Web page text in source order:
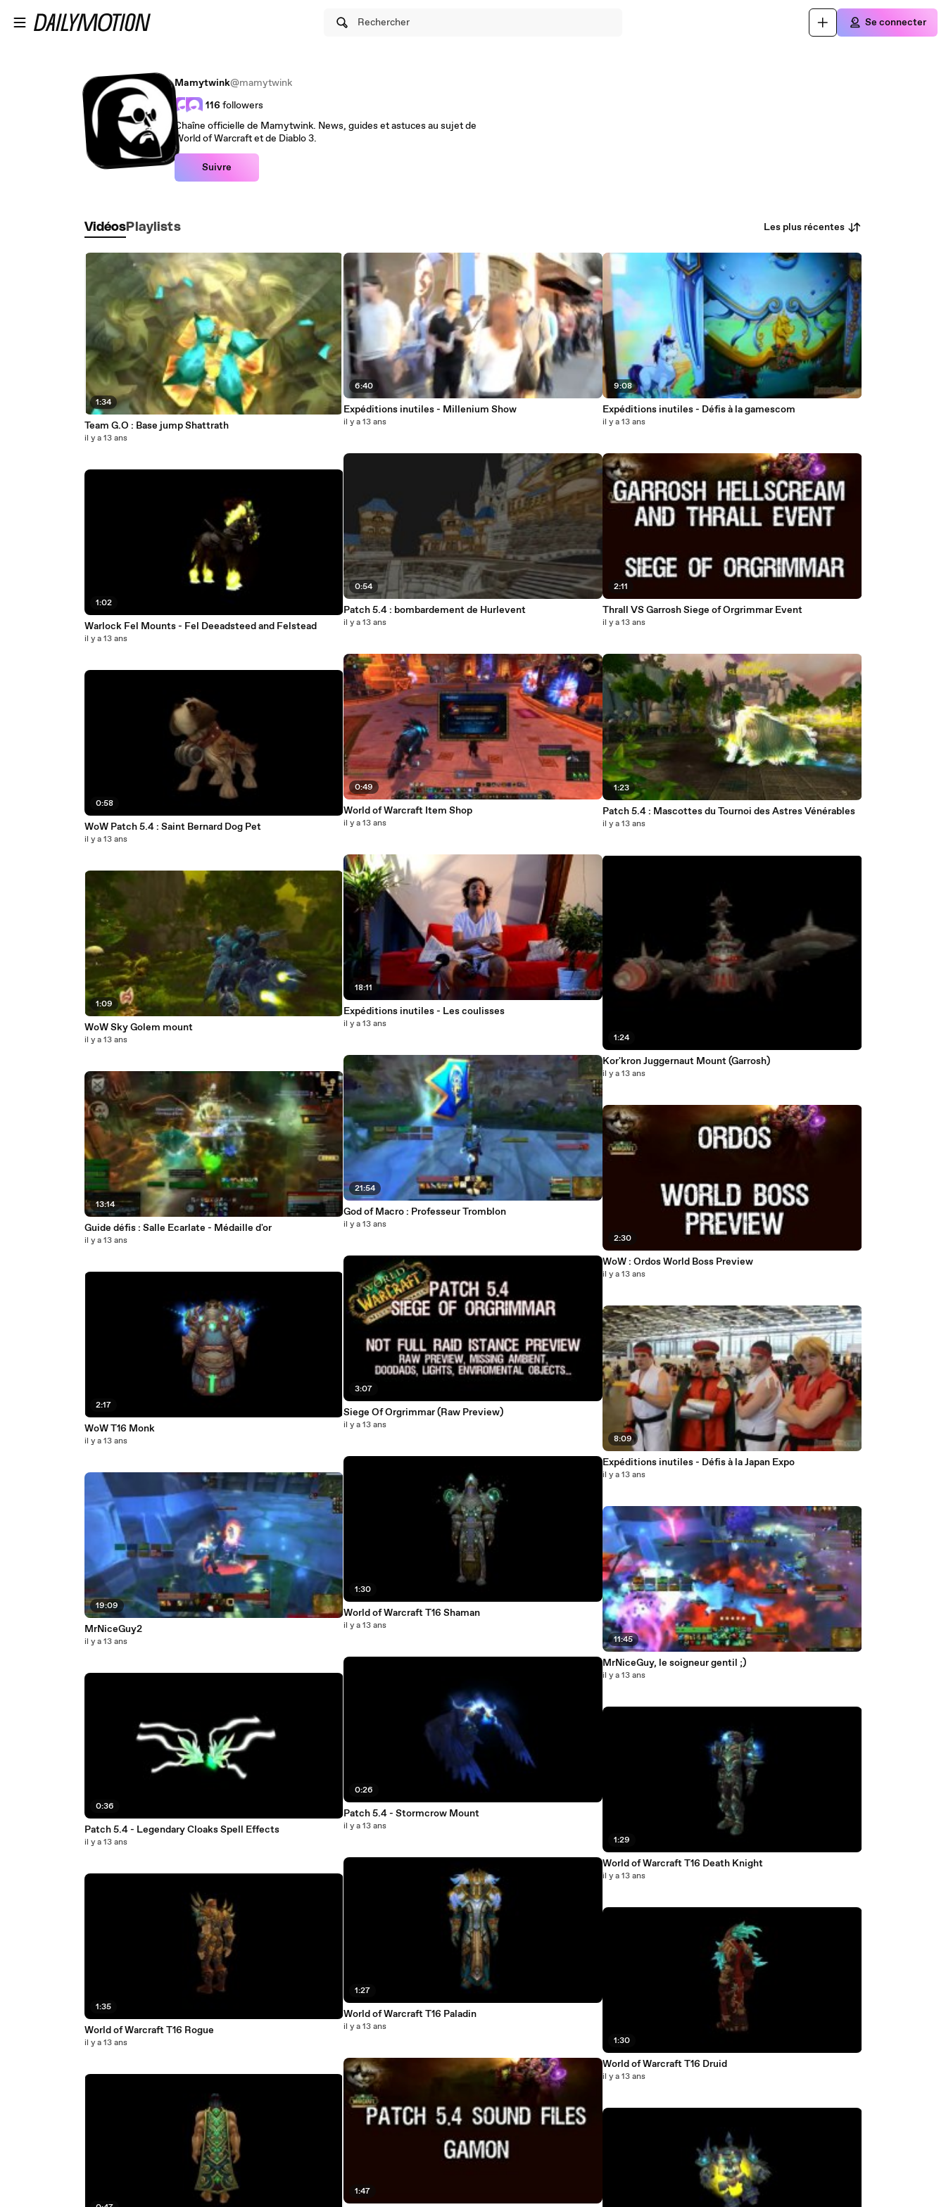
Rechercher Se connecter
Mamytwink@mamytwink
116 followers
Chaîne officielle de Mamytwink. News, guides et astuces au sujet de
World of Warcraft et de Diablo 3.
Suivre
Vidéos Playlists Les plus récentes
1:34
Team G.O : Base jump Shattrath
il y a 13 ans
1:02
Warlock Fel Mounts - Fel Deeadsteed and Felstead
il y a 13 ans
0:58
WoW Patch 5.4 : Saint Bernard Dog Pet
il y a 13 ans
1:09
WoW Sky Golem mount
il y a 13 ans
13:14
Guide défis : Salle Ecarlate - Médaille d'or
il y a 13 ans
2:17
WoW T16 Monk
il y a 13 ans
19:09
MrNiceGuy2
il y a 13 ans
0:36
Patch 5.4 - Legendary Cloaks Spell Effects
il y a 13 ans
1:35
World of Warcraft T16 Rogue
il y a 13 ans
6:40
Expéditions inutiles - Millenium Show
il y a 13 ans
0:54
Patch 5.4 : bombardement de Hurlevent
il y a 13 ans
0:49
World of Warcraft Item Shop
il y a 13 ans
18:11
Expéditions inutiles - Les coulisses
il y a 13 ans
21:54
God of Macro : Professeur Tromblon
il y a 13 ans
3:07
Siege Of Orgrimmar (Raw Preview)
il y a 13 ans
1:30
World of Warcraft T16 Shaman
il y a 13 ans
0:26
Patch 5.4 - Stormcrow Mount
il y a 13 ans
1:27
World of Warcraft T16 Paladin
il y a 13 ans
1:47
9:08
Expéditions inutiles - Défis à la gamescom
il y a 13 ans
2:11
Thrall VS Garrosh Siege of Orgrimmar Event
il y a 13 ans
1:23
Patch 5.4 : Mascottes du Tournoi des Astres Vénérables
il y a 13 ans
1:24
Kor'kron Juggernaut Mount (Garrosh)
il y a 13 ans
2:30
WoW : Ordos World Boss Preview
il y a 13 ans
8:09
Expéditions inutiles - Défis à la Japan Expo
il y a 13 ans
11:45
MrNiceGuy, le soigneur gentil ;)
il y a 13 ans
1:29
World of Warcraft T16 Death Knight
il y a 13 ans
1:30
World of Warcraft T16 Druid
il y a 13 ans